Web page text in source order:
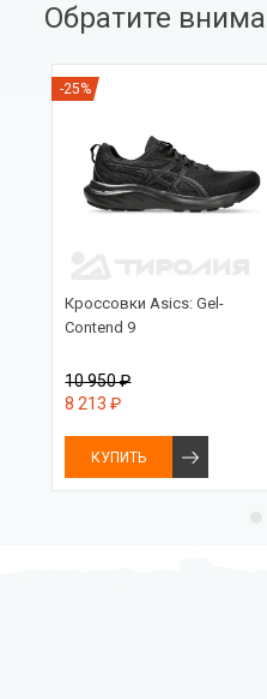
Обратите
-25%
Кроссовки Asics: Gel-
Contend 9
10 950 ₽
8 213 ₽
КУПИТЬ